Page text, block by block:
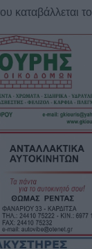
καταβάλλεται το
για τον
και την
αναχωμάτων
ευρώ ο
θέματα για λήψη
σε 12 λεπτά (!)